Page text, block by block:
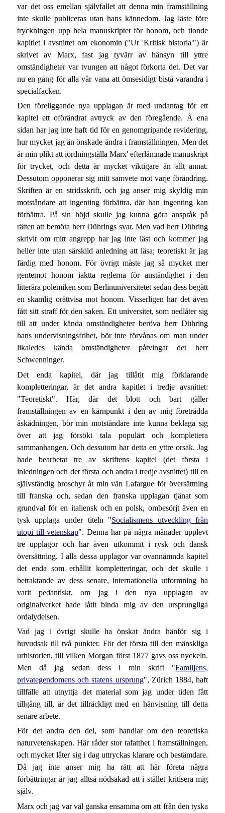
var det oss emellan självfallet att denna min framställning
inte skulle publiceras utan hans kännedom. Jag läste före
tryckningen upp hela manuskriptet för honom, och tionde
kapitlet i avsnittet om ekonomin ("Ur 'Kritisk historia'") är
skrivet av Marx, fast jag tyvärr av hänsyn till yttre
omständigheter var tvungen att något förkorta det. Det var
nu en gång för alla vår vana att ömsesidigt bistå varandra i
specialfacken.
Den föreliggande nya upplagan är med undantag för ett
kapitel ett oförändrat avtryck av den föregående. Å ena
sidan har jag inte haft tid för en genomgripande revidering,
hur mycket jag än önskade ändra i framställningen. Men det
är min plikt att iordningställa Marx' efterlämnade manuskript
för trycket, och detta är mycket viktigare än allt annat.
Dessutom opponerar sig mitt samvete mot varje förändring.
Skriften är en stridsskrift, och jag anser mig skyldig min
motståndare att ingenting förbättra, där han ingenting kan
förbättra. På sin höjd skulle jag kunna göra anspråk på
rätten att bemöta herr Dührings svar. Men vad herr Dühring
skrivit om mitt angrepp har jag inte läst och kommer jag
heller inte utan särskild anledning att läsa; teoretiskt är jag
färdig med honom. För övrigt måste jag så mycket mer
gentemot honom iaktta reglerna för anständighet i den
litterära polemiken som Berlinuniversitetet sedan dess begått
en skamlig orättvisa mot honom. Visserligen har det även
fått sitt straff för den saken. Ett universitet, som nedlåter sig
till att under kända omständigheter beröva herr Dühring
hans undervisningsfrihet, bör inte förvånas om man under
likaledes kända omständigheter påtvingar det herr
Schwenninger.
Det enda kapitel, där jag tillåtit mig förklarande
kompletteringar, är det andra kapitlet i tredje avsnittet:
"Teoretiskt". Här, där det blott och bart gäller
framställningen av en kärnpunkt i den av mig företrädda
åskådningen, bör min motståndare inte kunna beklaga sig
över att jag försökt tala populärt och komplettera
sammanhangen. Och dessutom har detta en yttre orsak. Jag
hade bearbetat tre av skriftens kapitel (det första i
inledningen och det första och andra i tredje avsnittet) till en
självständig broschyr åt min vän Lafargue för översättning
till franska och, sedan den franska upplagan tjänat som
grundval för en italiensk och en polsk, ombesörjt även en
tysk upplaga under titeln "Socialismens utveckling från
utopi till vetenskap". Denna har på några månader upplevt
tre upplagor och har även utkommit i rysk och dansk
översättning. I alla dessa upplagor var ovannämnda kapitel
det enda som erhållit kompletteringar, och det skulle i
betraktande av dess senare, internationella utformning ha
varit pedantiskt, om jag i den nya upplagan av
originalverket hade låtit binda mig av den ursprungliga
ordalydelsen.
Vad jag i övrigt skulle ha önskat ändra hänför sig i
huvudsak till två punkter. För det första till den mänskliga
urhistorien, till vilken Morgan först 1877 gavs oss nyckeln.
Men då jag sedan dess i min skrift "Familjens,
privategendomens och statens ursprung", Zürich 1884, haft
tillfälle att utnyttja det material som jag under tiden fått
tillgång till, är det tillräckligt med en hänvisning till detta
senare arbete.
För det andra den del, som handlar om den teoretiska
naturvetenskapen. Här råder stor tafatthet i framställningen,
och mycket låter sig i dag uttryckas klarare och bestämdare.
Då jag inte anser mig ha rätt att här företa några
förbättringar är jag alltså nödsakad att i stället kritisera mig
själv.
Marx och jag var väl ganska ensamma om att från den tyska